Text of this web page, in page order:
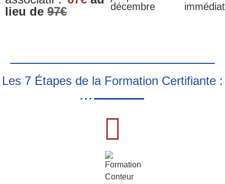
lieu de 97€
décembre
immédiat
Les 7 Étapes de la Formation Certifiante :